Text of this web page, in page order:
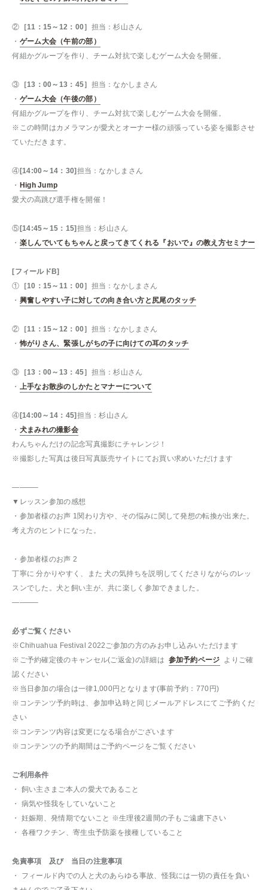
② ［11：15～12：00］ 担当：杉山さん
・ ゲーム大会（午前の部）
何組かグループを作り、チーム対抗で楽しむゲーム大会を開催。
③ ［13：00～13：45］ 担当：なかしまさん
・ ゲーム大会（午後の部）
何組かグループを作り、チーム対抗で楽しむゲーム大会を開催。
※この時間はカメラマンが愛犬とオーナー様の頑張っている姿を撮影させ
ていただきます。
④[14:00～14：30]担当：なかしまさん
・ High Jump
愛犬の高跳び選手権を開催！
⑤[14:45～15：15]担当：杉山さん
・ 楽しんでいてもちゃんと戻ってきてくれる『おいで』の教え方セミナー
[フィールドB]
① ［10：15～11：00］ 担当：なかしまさん
・ 興奮しやすい子に対しての向き合い方と尻尾のタッチ
② ［11：15～12：00］ 担当：なかしまさん
・怖がりさん、緊張しがちの子に向けての耳のタッチ
③ ［13：00～13：45］ 担当：杉山さん
・
上手なお散歩のしかたとマナーについて
④[14:00～14：45]担当：杉山さん
・ 犬まみれの撮影会
わんちゃんだけの記念写真撮影にチャレンジ！
※撮影した写真は後日写真販売サイトにてお買い求めいただけます
———–
▼レッスン参加の感想
・参加者様のお声 1関わり方や、その悩みに関して発想の転換が出来た。
考え方のヒントになった。
・参加者様のお声 2
丁寧に 分かりやすく、また 犬の気持ちを説明してくださりながらのレッ
スンでした。犬と飼い主が、共に楽しく参加できました。
———–
必ずご覧ください
※Chihuahua Festival 2022ご参加の方のみお申し込みいただけます
※ご予約確定後のキャンセル(ご返金)の詳細は 参加予約ページ
よりご確
認ください
※当日参加の場合は一律1,000円となります(事前予約：770円)
※コンテンツ予約時は、参加申込時と同じメールアドレスにてご予約くだ
さい
※コンテンツ内容は変更になる場合がございます
※コンテンツの予約期間はご予約ページをご覧ください
ご利用条件
・ 飼い主さまご本人の愛犬であること
・ 病気や怪我をしていないこと
・ 妊娠期、発情期でないこと ※生理後2週間の子もご遠慮下さい
・ 各種ワクチン、寄生虫予防薬を接種していること
免責事項 及び 当日の注意事項
・ フィールド内での人と犬のあらゆる事故、怪我には一切の責任を負い